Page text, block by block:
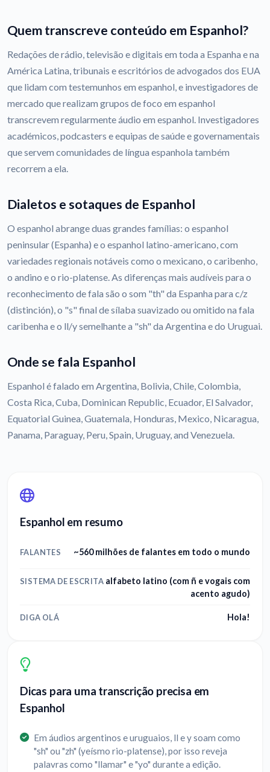
Quem transcreve conteúdo em Espanhol?
Redações de rádio, televisão e digitais em toda a Espanha e na
América Latina, tribunais e escritórios de advogados dos EUA
que lidam com testemunhos em espanhol, e investigadores de
mercado que realizam grupos de foco em espanhol
transcrevem regularmente áudio em espanhol. Investigadores
académicos, podcasters e equipas de saúde e governamentais
que servem comunidades de língua espanhola também
recorrem a ela.
Dialetos e sotaques de Espanhol
O espanhol abrange duas grandes famílias: o espanhol
peninsular (Espanha) e o espanhol latino-americano, com
variedades regionais notáveis como o mexicano, o caribenho,
o andino e o rio-platense. As diferenças mais audíveis para o
reconhecimento de fala são o som "th" da Espanha para c/z
(distinción), o "s" final de sílaba suavizado ou omitido na fala
caribenha e o ll/y semelhante a "sh" da Argentina e do Uruguai.
Onde se fala Espanhol
Espanhol é falado em Argentina, Bolivia, Chile, Colombia,
Costa Rica, Cuba, Dominican Republic, Ecuador, El Salvador,
Equatorial Guinea, Guatemala, Honduras, Mexico, Nicaragua,
Panama, Paraguay, Peru, Spain, Uruguay, and Venezuela.
Espanhol em resumo
FALANTES ~560 milhões de falantes em todo o mundo
SISTEMA DE ESCRITA alfabeto latino (com ñ e vogais com
acento agudo)
DIGA OLÁ Hola!
Dicas para uma transcrição precisa em
Espanhol
Em áudios argentinos e uruguaios, ll e y soam como
"sh" ou "zh" (yeísmo rio-platense), por isso reveja
palavras como "llamar" e "yo" durante a edição.